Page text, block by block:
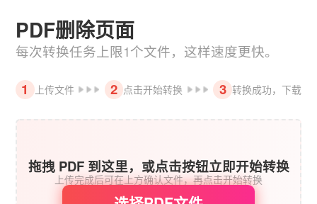
PDF删除页面
每次转换任务上限1个文件，这样速度更快。
1 上传文件 2 点击开始转换 3 转换成功，下载
拖拽 PDF 到这里，或点击按钮立即开始转换
上传完成后可在上方确认文件，再点击开始转换